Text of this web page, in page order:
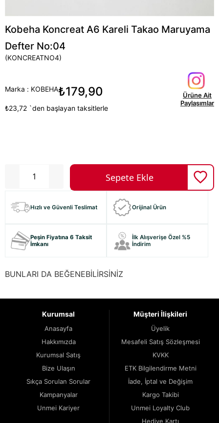
Kobeha Koncreat A6 Kareli Takao Maruyama
Defter No:04
(KONCREATNO4)
Marka : KOBEHA₺179,90
₺23,72 `den başlayan taksitlerle
Ürüne Ait
Paylaşımlar
Hızlı ve Güvenli Teslimat Orijinal Ürün
Peşin Fiyatına 6 Taksit
İmkanı
İlk Alışverişe Özel %5
İndirim
BUNLARI DA BEĞENEBİLİRSİNİZ
Kurumsal
Anasayfa
Hakkımızda
Kurumsal Satış
Bize Ulaşın
Sıkça Sorulan Sorular
Kampanyalar
Unmei Kariyer
Müşteri İlişkileri
Üyelik
Mesafeli Satış Sözleşmesi
KVKK
ETK Bilgilendirme Metni
İade, İptal ve Değişim
Kargo Takibi
Unmei Loyalty Club
Hediye Kartı